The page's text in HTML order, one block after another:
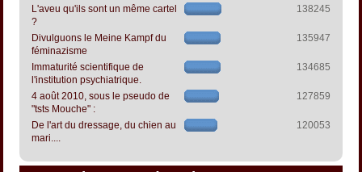
L'aveu qu'ils sont un même cartel
?
138245
Divulguons le Meine Kampf du
féminazisme
135947
Immaturité scientifique de
l'institution psychiatrique.
134685
4 août 2010, sous le pseudo de
"tsts Mouche" :
127859
De l'art du dressage, du chien au
mari....
120053